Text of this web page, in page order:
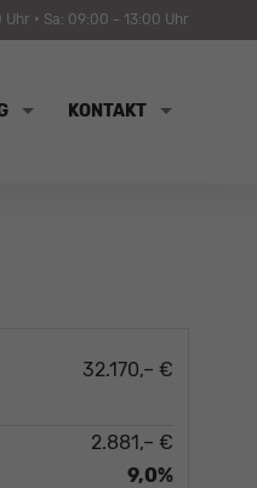
• Sa: 09:00 - 13:00 Uhr
KONTAKT
32.170,– €
2.881,– €
9,0%